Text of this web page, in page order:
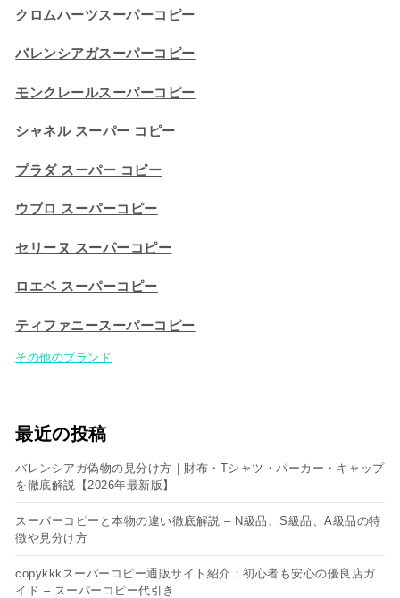
クロムハーツスーパーコピー
バレンシアガスーパーコピー
モンクレールスーパーコピー
シャネル スーパー コピー
プラダ スーパー コピー
ウブロ スーパーコピー
セリーヌ スーパーコピー​
ロエベ スーパーコピー
ティファニースーパーコピー
その他のブランド
最近の投稿
バレンシアガ偽物の見分け方｜財布・Tシャツ・パーカー・キャップ
を徹底解説【2026年最新版】
スーパーコピーと本物の違い徹底解説 – N級品、S級品、A級品の特
徴や見分け方
copykkkスーパーコピー通販サイト紹介：初心者も安心の優良店ガ
イド – スーパーコピー代引き